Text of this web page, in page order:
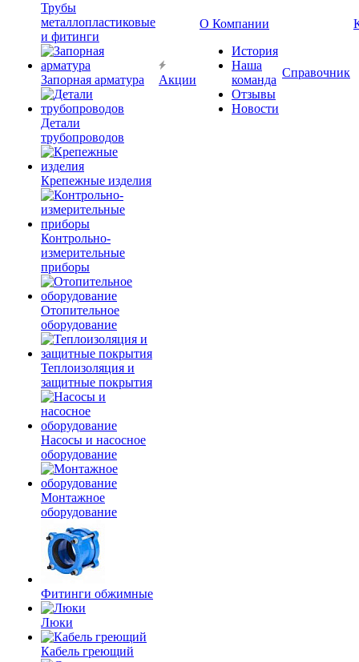
Трубы
металлопластиковые
и фитинги
Запорная арматура
Детали
трубопроводов
Крепежные изделия
Контрольно-
измерительные
приборы
Отопительное
оборудование
Теплоизоляция и
защитные покрытия
Насосы и насосное
оборудование
Монтажное
оборудование
Фитинги обжимные
Люки
Кабель греющий
Акции
О Компании
История
Наша
команда
Отзывы
Новости
Справочник